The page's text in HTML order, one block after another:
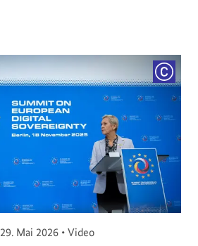
Veröffentlicht am:
29. Mai 2026 • Video